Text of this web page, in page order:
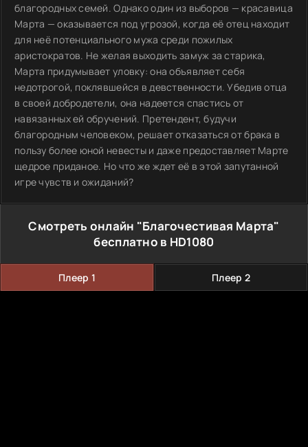
благородных семей. Однако один из выборов — красавица
Марта — оказывается под угрозой, когда её отец находит
для неё потенциального мужа среди пожилых
аристократов. Не желая выходить замуж за старика,
Марта придумывает уловку: она объявляет себя
недотрогой, поклявшейся в девственности. Убедив отца
в своей добродетели, она надеется спастись от
навязанных ей обручений. Претендент, будучи
благородным человеком, решает отказаться от брака в
пользу более юной невесты и даже предоставляет Марте
щедрое приданое. Но что же ждет её в этой запутанной
игре чувств и ожиданий?
Смотреть онлайн "Благочестивая Марта"
бесплатно в HD1080
Плеер 1 Плеер 2